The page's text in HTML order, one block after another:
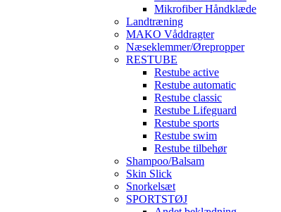
Mikrofiber Håndklæde
Landtræning
MAKO Våddragter
Næseklemmer/Ørepropper
RESTUBE
Restube active
Restube automatic
Restube classic
Restube Lifeguard
Restube sports
Restube swim
Restube tilbehør
Shampoo/Balsam
Skin Slick
Snorkelsæt
SPORTSTØJ